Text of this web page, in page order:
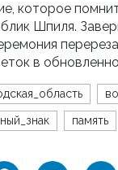
которое
Шпиля.
в
память